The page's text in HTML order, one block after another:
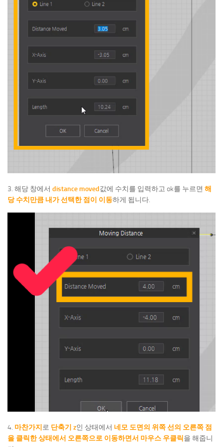
3. 해당 창에서 distance moved값에 수치를 입력하고 ok를 누르면 해
당 수치만큼 내가 선택한 점이 이동하게 됩니다.
4. 마찬가지 로 단축기 z인 상태에서 네모 도면의 위쪽 선의 오른쪽 점
을 클릭한 상태에서 오른쪽으로 이동하면서 마우스 우클릭을 해줍니